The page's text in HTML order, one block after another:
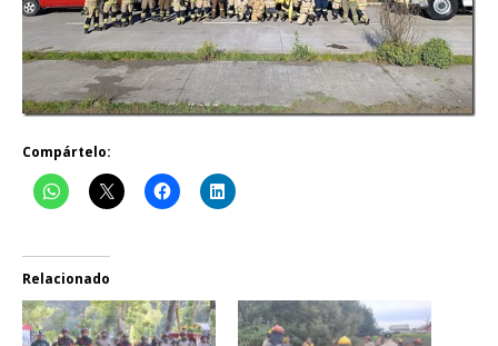
Compártelo:
Relacionado